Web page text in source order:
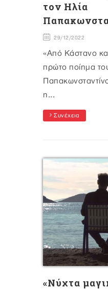
τον Ηλία
29/12/2022
«Από Κάστανο
πρώτο ποίημα
η...
Συνέχεια
«Νύχτα